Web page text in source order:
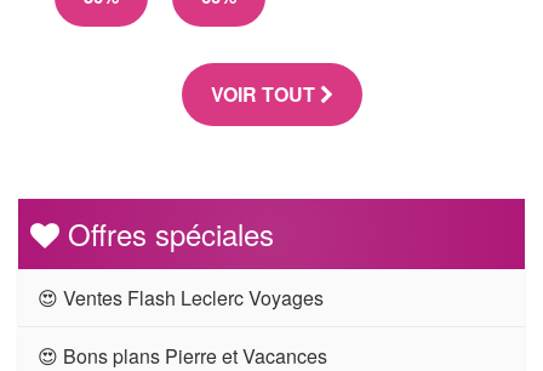
VOIR TOUT
Offres spéciales
😍 Ventes Flash Leclerc Voyages
😍 Bons plans Pierre et Vacances